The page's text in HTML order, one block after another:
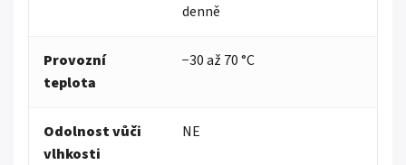
denně
Provozní
teplota
−30 až 70 °C
Odolnost vůči
vlhkosti
NE